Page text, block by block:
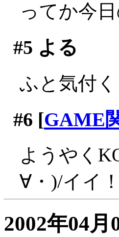
ってか今
#5 よる
ふと気付
#6 [GAME
ようやく
∀・)/イイ
2002年04月